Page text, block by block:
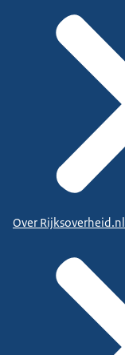
Over Rijksoverheid.nl